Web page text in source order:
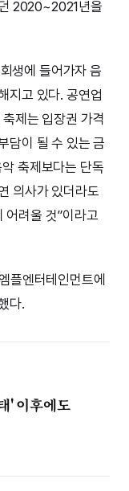
2020~2021년을
생에 들어가자 음
지고 있다. 공연업
제는 입장권 가격
담이 될 수 있는 금
축제보다는 단독
의사가 있더라도
어려울 것”이라고
플엔터테인먼트에
다.
' 이후에도